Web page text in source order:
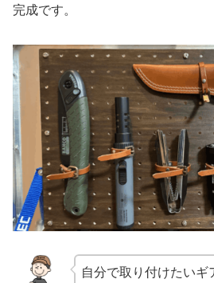
完成です。
自分で取り付けたいギ